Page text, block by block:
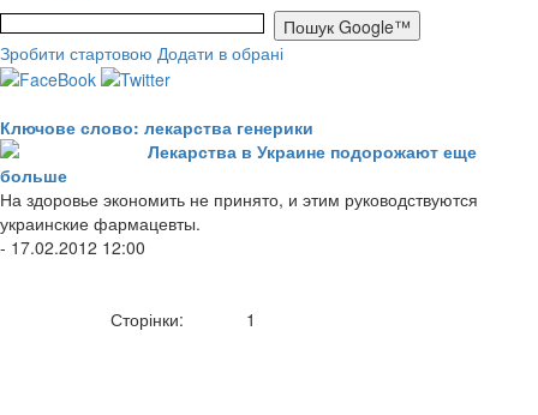
Зробити стартовою Додати в обрані
Ключове слово: лекарства генерики
Лекарства в Украине подорожают еще
больше
На здоровье экономить не принято, и этим руководствуются
украинские фармацевты.
- 17.02.2012 12:00
Сторінки: 1